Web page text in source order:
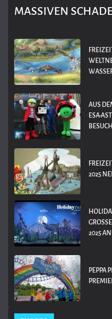
MASSIVEN
AUS
ESA-
2025
025 AN
PEPPA